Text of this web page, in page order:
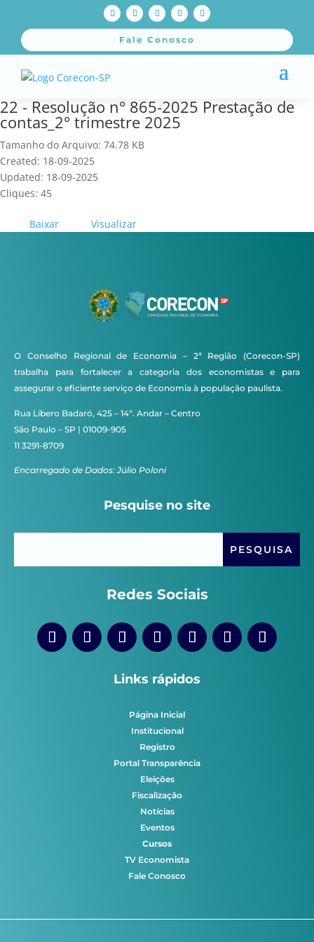
Fale Conosco
22 - Resolução n° 865-2025 Prestação de
contas_2° trimestre 2025
Tamanho do Arquivo: 74.78 KB
Created: 18-09-2025
Updated: 18-09-2025
Cliques: 45
Baixar Visualizar
O Conselho Regional de Economia – 2ª Região (Corecon-SP)
trabalha para fortalecer a categoria dos economistas e para
assegurar o eficiente serviço de Economia à população paulista.
Rua Líbero Badaró, 425 – 14º. Andar – Centro
São Paulo – SP | 01009-905
11 3291-8709
Encarregado de Dados: Júlio Poloni
Pesquise no site
Redes Sociais
Links rápidos
Página Inicial
Institucional
Registro
Portal Transparência
Eleições
Fiscalização
Notícias
Eventos
Cursos
TV Economista
Fale Conosco